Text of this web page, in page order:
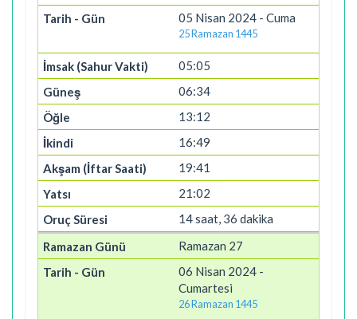
05 Nisan 2024 - Cuma
25 Ramazan 1445
05:05
06:34
13:12
16:49
19:41
21:02
14 saat, 36 dakika
Ramazan 27
06 Nisan 2024 -
Cumartesi
26 Ramazan 1445